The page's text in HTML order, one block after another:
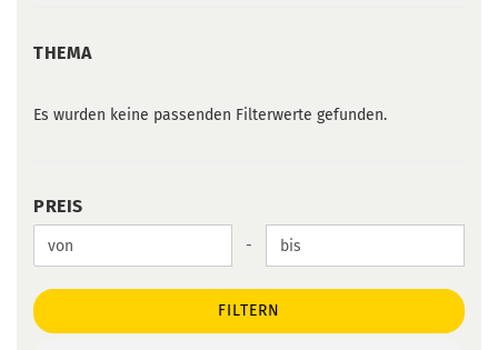
THEMA
THEMA
Es wurden keine passenden Filterwerte gefunden.
PREIS
PREIS
Preis bis -
FILTERN